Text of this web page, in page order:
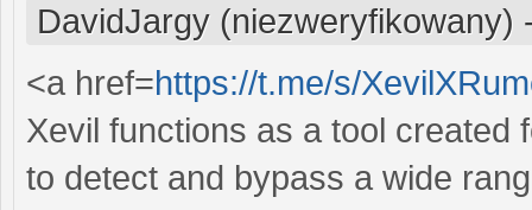
DavidJargy (niezweryfikowany)
<a href=https://t.me/s/
Xevil functions as a tool created
to detect and bypass a wide